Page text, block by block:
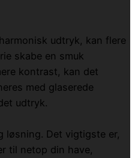
udtryk, kan flere
skabe en smuk
kontrast, kan det
med glaserede
udtryk.
løsning. Det vigtigste er,
til netop din have,